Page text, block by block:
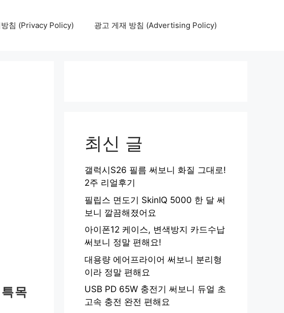
침 (Privacy Policy) 광고 게재 방침 (Advertising Policy)
목
최신 글
갤럭시S26 필름 써보니 화질 그대로!
2주 리얼후기
필립스 면도기 SkinIQ 5000 한 달 써
보니 깔끔해졌어요
아이폰12 케이스, 변색방지 카드수납
써보니 정말 편해요!
대용량 에어프라이어 써보니 분리형
이라 정말 편해요
USB PD 65W 충전기 써보니 듀얼 초
고속 충전 완전 편해요